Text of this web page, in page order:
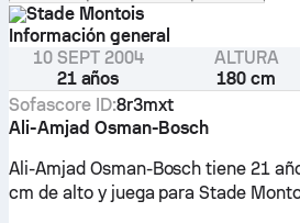
Stade Montois
Información general
10 SEPT 2004
21 años
ALTURA
180 cm
Sofascore ID:8r3mxt
Ali-Amjad Osman-Bosch
Ali-Amjad Osman-Bosch tiene 21
cm de alto y juega para Stade